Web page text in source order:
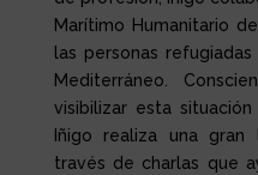
Marítimo Humanitario
las personas
Mediterráneo.
visibilizar esta
Iñigo realiza una
través de charlas que